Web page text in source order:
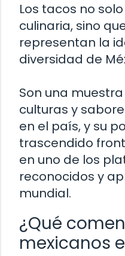
Los tacos no
culinaria, sino
representan la
diversidad de
Son una
culturas y
en el país, y su
trascendido
en uno de los
reconocidos y
mundial.
¿Qué
mexicanos